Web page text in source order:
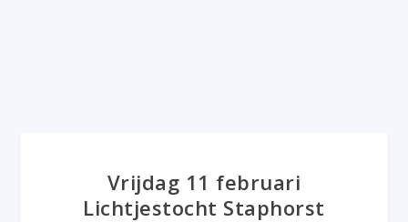
Vrijdag 11 februari
Lichtjestocht Staphorst